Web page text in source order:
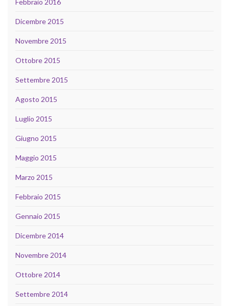
Dicembre 2015
Novembre 2015
Ottobre 2015
Settembre 2015
Agosto 2015
Luglio 2015
Giugno 2015
Maggio 2015
Marzo 2015
Febbraio 2015
Gennaio 2015
Dicembre 2014
Novembre 2014
Ottobre 2014
Settembre 2014